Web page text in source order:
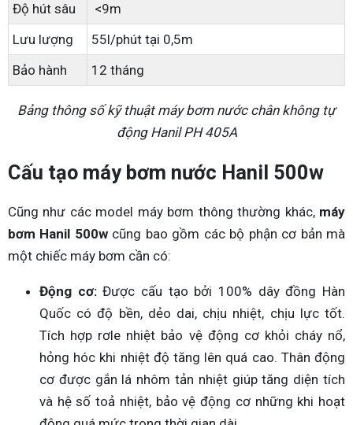
Độ hút sâu
<9m
Lưu lượng
55l/phút tại 0,5m
Bảo hành
12 tháng
Bảng thông số kỹ thuật máy bơm nước chân không tự
động Hanil PH 405A
Cấu tạo máy bơm nước Hanil 500w
Cũng như các model máy bơm thông thường khác, máy
bơm Hanil 500wcũng bao gồm các bộ phận cơ bản mà
một chiếc máy bơm cần có:
Động cơ:Được cấu tạo bởi 100% dây đồng Hàn
Quốc có độ bền, dẻo dai, chịu nhiệt, chịu lực tốt.
Tích hợp rơle nhiệt bảo vệ động cơ khỏi cháy nổ,
hỏng hóc khi nhiệt độ tăng lên quá cao. Thân động
cơ được gắn lá nhôm tản nhiệt giúp tăng diện tích
và hệ số toả nhiệt, bảo vệ động cơ những khi hoạt